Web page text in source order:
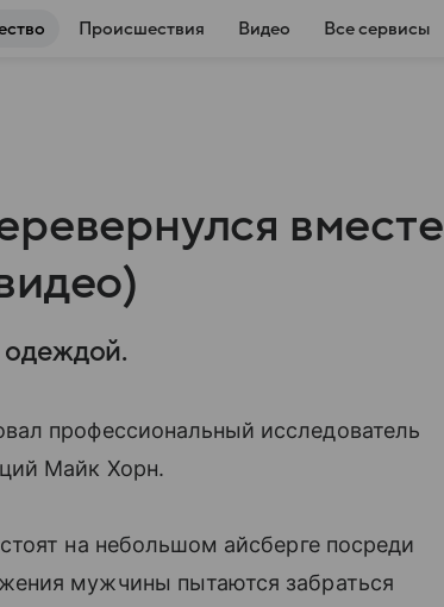
Происшествия Видео Все сервисы
вместе
одеждой.
профессиональный исследователь
Майк Хорн.
на небольшом айсберге посреди
мужчины пытаются забраться